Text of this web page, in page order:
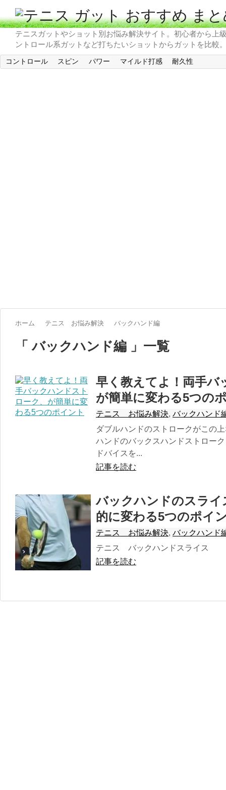
テニスガットやショット別お悩み解決サイト。初心者から
ントロール系ガットなど打ちたいショットからガットを比較
コントロール スピン パワー マイルド打感 耐久性
ホーム テニス お悩み解決 バックハンド編
「 バックハンド編 」一覧
早く教えてよ！両手バ
が簡単に変わる5つの
テニス お悩み解決, バックハンド
ダブルハンドのストロークがこの
ハンドのバックスハンドストロー
ドバイスを...
記事を読む
バックハンドのスラ
的に変わる5つのポイ
テニス お悩み解決, バックハンド
テニス バックハンドスライス
記事を読む